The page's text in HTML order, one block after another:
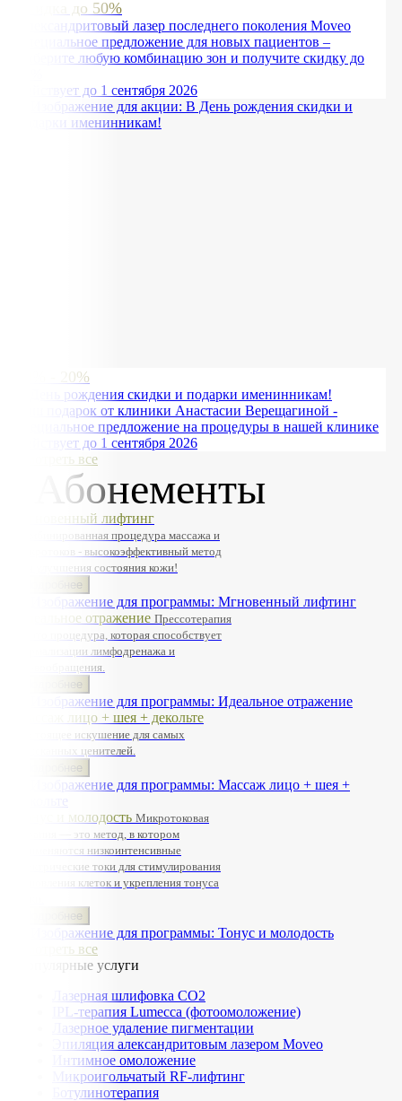
Скидка до 50%
Александритовый лазер последнего поколения Moveo
Специальное предложение для новых пациентов –
выберите любую комбинацию зон и получите скидку до
Действует до 1 сентября 2026
10% - 20%
В День рождения скидки и подарки именинникам!
Ваш подарок от клиники Анастасии Верещагиной -
специальное предложение на процедуры в нашей клинике
Действует до 1 сентября 2026
Смотреть все
Абонементы
Мгновенный лифтинг
Комбинированная процедура массажа и
микротоков - высокоэффективный метод
для улучшения состояния кожи!
Подробнее
Идеальное отражение Прессотерапия
— это процедура, которая способствует
нормализации лимфодренажа и
кровообращения.
Подробнее
Массаж лицо + шея + декольте
Настоящее искушение для самых
изысканных ценителей.
Подробнее
Тонус и молодость Микротоковая
терапия — это метод, в котором
применяются низкоинтенсивные
электрические токи для стимулирования
обновления клеток и укрепления тонуса
Подробнее
Смотреть все
Популярные услуги
Лазерная шлифовка СО2
IPL-терапия Lumecca (фотоомоложение)
Лазерное удаление пигментации
Эпиляция александритовым лазером Moveo
Интимное омоложение
Микроигольчатый RF-лифтинг
Ботулинотерапия